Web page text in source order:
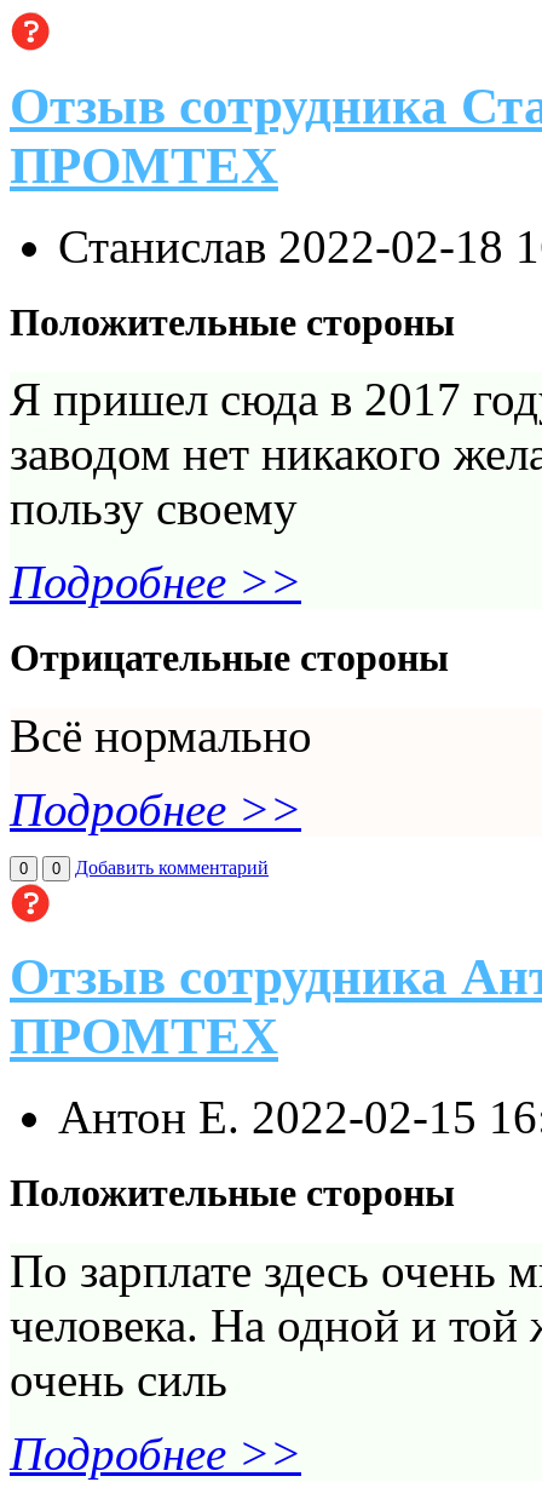
Отзыв сотрудника
ПРОМТЕХ
Станислав 2022-02-18
Положительные стороны
Я пришел сюда в 2017
заводом нет никакого
пользу своему
Подробнее >>
Отрицательные стороны
Всё нормально
Подробнее >>
0 0 Добавить комментарий
Отзыв сотрудника
ПРОМТЕХ
Антон Е. 2022-02-15
Положительные стороны
По зарплате здесь очень
человека. На одной и
очень силь
Подробнее >>